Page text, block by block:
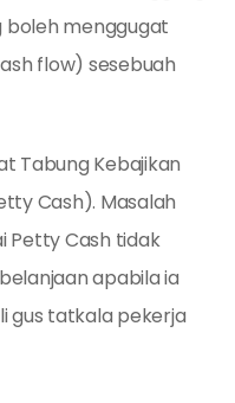
boleh menggugat
flow) sesebuah
Tabung Kebajikan
Cash). Masalah
Petty Cash tidak
apabila ia
gus tatkala pekerja